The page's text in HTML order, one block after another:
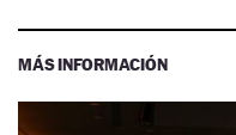
MÁS INFORMACIÓN